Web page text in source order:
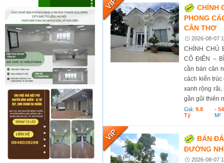
CHÍNH
PHONG
CẦN THƠ
2026-08-07
CHÍNH CHỦ
CỔ ĐIỂN –
cần bán căn
cách kiến
xanh rộng rãi,
gần gũi thiên
Giá:9.8
Tỷ
-
M²
BÁN
ĐƯỜNG
2026-08-07